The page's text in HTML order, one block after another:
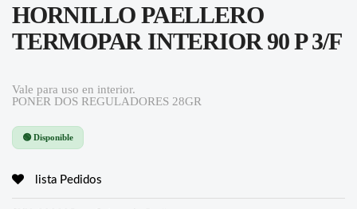
HORNILLO PAELLERO
TERMOPAR INTERIOR 90 P 3/F
Vale para uso en interior.
PONER DOS REGULADORES 28GR
🟢 Disponible
lista Pedidos